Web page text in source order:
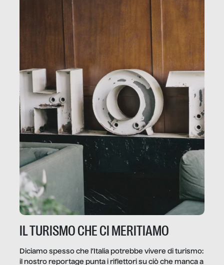
IL TURISMO CHE CI MERITIAMO
Diciamo spesso che l’Italia potrebbe vivere di turismo:
il nostro reportage punta i riflettori su ciò che manca a